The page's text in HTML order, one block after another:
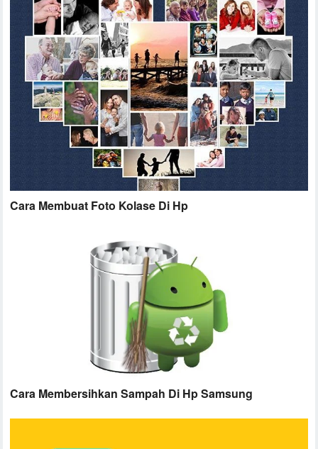
Cara Membuat Foto Kolase Di Hp
Cara Membersihkan Sampah Di Hp Samsung